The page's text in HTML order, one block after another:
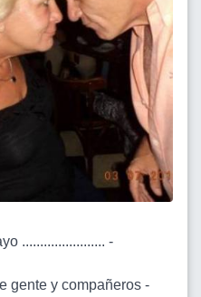
....................... -
gente y compañeros -